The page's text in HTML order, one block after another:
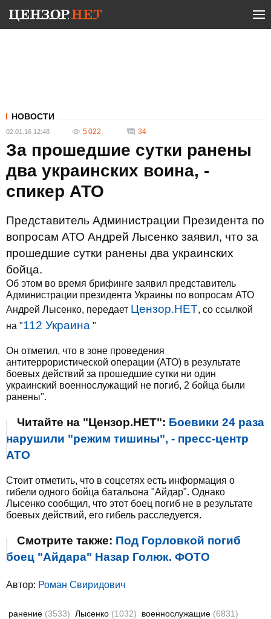
НОВОСТИ
02.01.16 12:48 5 022 34
За прошедшие сутки ранены
два украинских воина, -
спикер АТО
Представитель Администрации Президента по
вопросам АТО Андрей Лысенко заявил, что за
прошедшие сутки ранены два украинских
бойца.
Об этом во время брифинге заявил представитель
Администрации президента Украины по вопросам АТО
Андрей Лысенко, передает Цензор.НЕТ, со ссылкой
на "112 Украина "
Он отметил, что в зоне проведения
антитеррористической операции (АТО) в результате
боевых действий за прошедшие сутки ни один
украинский военнослужащий не погиб, 2 бойца были
ранены".
Читайте на "Цензор.НЕТ": Боевики 24 раза
нарушили "режим тишины", - пресс-центр
АТО
Стоит отметить, что в соцсетях есть информация о
гибели одного бойца батальона "Айдар". Однако
Лысенко сообщил, что этот боец погиб не в результате
боевых действий, его гибель расследуется.
Смотрите также: Под Горловкой погиб
боец "Айдара" Назар Голюк. ФОТО
Автор: Роман Свиридович
ранение (3533) Лысенко (1032) военнослужащие (6831)